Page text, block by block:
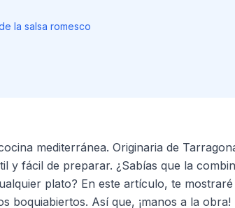
la salsa romesco
mediterránea. Originaria de
y fácil de preparar. ¿Sabías que la
plato? En este artículo, te
boquiabiertos. Así que, ¡manos a la obra!